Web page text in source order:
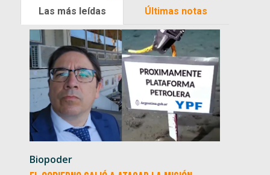
Las más leídas Últimas notas
Biopoder